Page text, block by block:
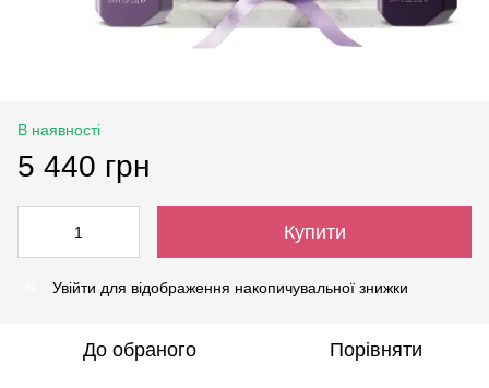
В наявності
5 440 грн
Купити
Увійти для відображення накопичувальної знижки
До обраного Порівняти